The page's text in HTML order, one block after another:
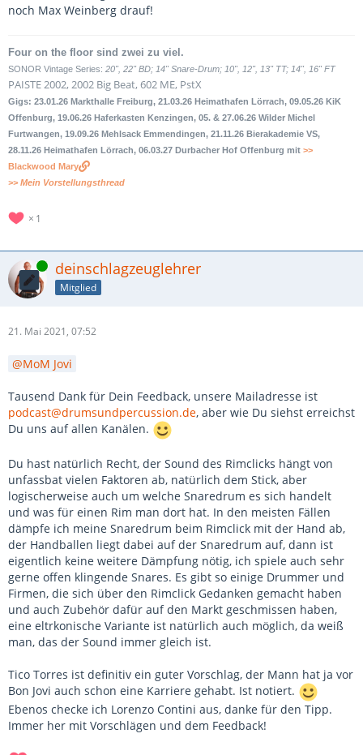
noch Max Weinberg drauf!
Four on the floor sind zwei zu viel.
SONOR Vintage Series: 20", 22" BD; 14" Snare-Drum; 10", 12", 13" TT; 14", 16" FT
PAISTE 2002, 2002 Big Beat, 602 ME, PstX
Gigs: 23.01.26 Markthalle Freiburg, 21.03.26 Heimathafen Lörrach, 09.05.26 KiK
Offenburg, 19.06.26 Haferkasten Kenzingen, 05. & 27.06.26 Wilder Michel
Furtwangen, 19.09.26 Mehlsack Emmendingen, 21.11.26 Bierakademie VS,
28.11.26 Heimathafen Lörrach, 06.03.27 Durbacher Hof Offenburg mit >>
Blackwood Mary
>> Mein Vorstellungsthread
1
Online deinschlagzeuglehrer
Mitglied
21. Mai 2021, 07:52
MoM Jovi
Tausend Dank für Dein Feedback, unsere Mailadresse ist
podcast@drumsundpercussion.de, aber wie Du siehst erreichst
Du uns auf allen Kanälen.
Du hast natürlich Recht, der Sound des Rimclicks hängt von
unfassbat vielen Faktoren ab, natürlich dem Stick, aber
logischerweise auch um welche Snaredrum es sich handelt
und was für einen Rim man dort hat. In den meisten Fällen
dämpfe ich meine Snaredrum beim Rimclick mit der Hand ab,
der Handballen liegt dabei auf der Snaredrum auf, dann ist
eigentlich keine weitere Dämpfung nötig, ich spiele auch sehr
gerne offen klingende Snares. Es gibt so einige Drummer und
Firmen, die sich über den Rimclick Gedanken gemacht haben
und auch Zubehör dafür auf den Markt geschmissen haben,
eine eltrkonische Variante ist natürlich auch möglich, da weiß
man, das der Sound immer gleich ist.
Tico Torres ist definitiv ein guter Vorschlag, der Mann hat ja vor
Bon Jovi auch schon eine Karriere gehabt. Ist notiert.
Ebenos checke ich Lorenzo Contini aus, danke für den Tipp.
Immer her mit Vorschlägen und dem Feedback!